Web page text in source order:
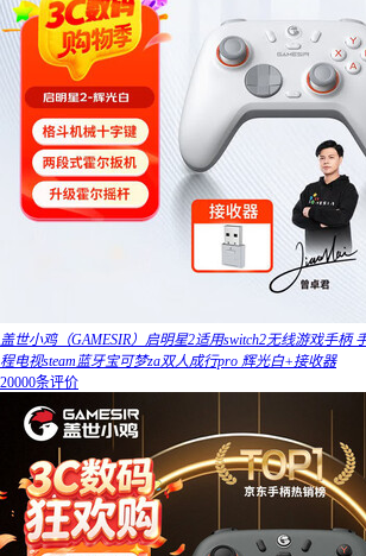
盖世小鸡（GAMESIR）启明星2适用switch2无线游戏手柄
程电视steam蓝牙宝可梦za双人成行pro 辉光白+接收器
20000条评价